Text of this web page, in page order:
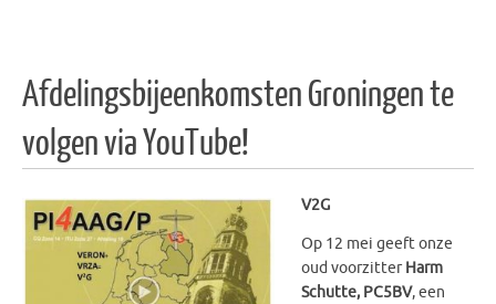
Afdelingsbijeenkomsten Groningen te
volgen via YouTube!
V2G
Op 12 mei geeft onze
oud voorzitterHarm
Schutte, PC5BV, een